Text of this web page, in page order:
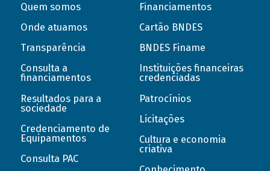
Quem somos
Onde atuamos
Transparência
Consulta a
financiamentos
Resultados para a
sociedade
Credenciamento de
Equipamentos
Consulta PAC
Financiamentos
Cartão BNDES
BNDES Finame
Instituições financeiras
credenciadas
Patrocínios
Licitações
Cultura e economia
criativa